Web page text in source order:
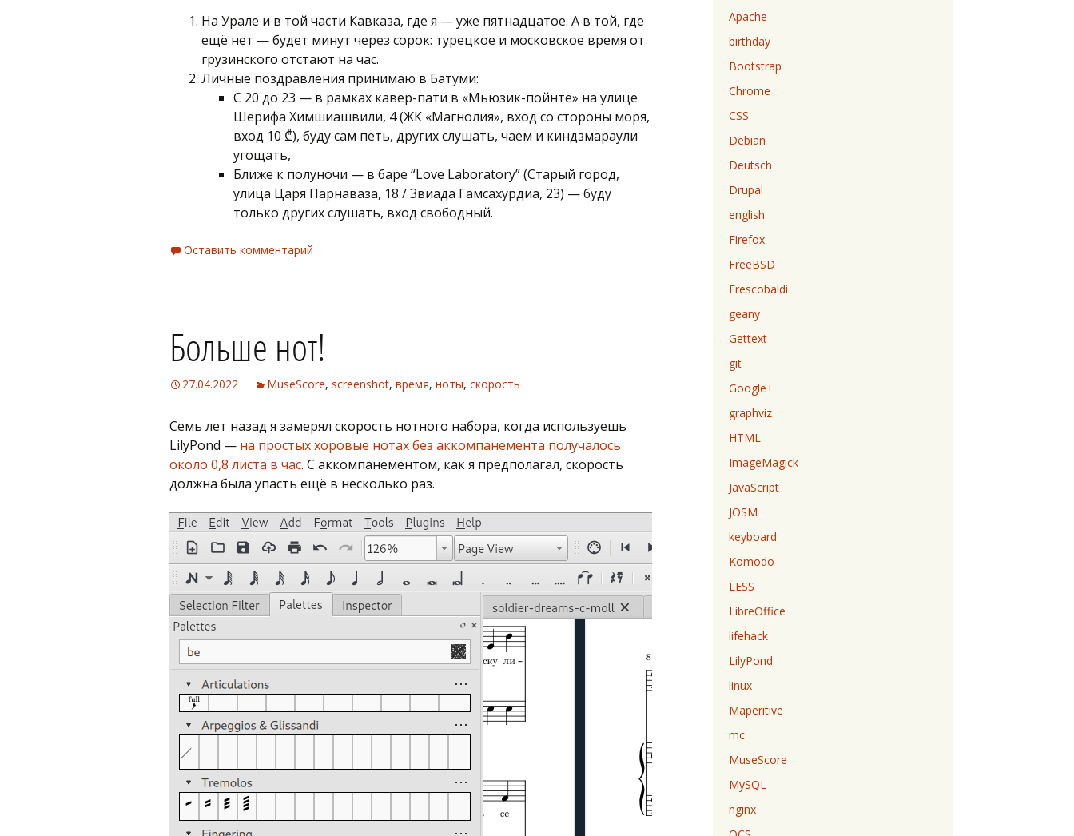
На Урале и в той части Кавказа, где я — уже пятнадцатое. А в той, где
ещё нет — будет минут через сорок: турецкое и московское время от
грузинского отстают на час.
Личные поздравления принимаю в Батуми:
С 20 до 23 — в рамках кавер-пати в «Мьюзик-пойнте» на улице
Шерифа Химшиашвили, 4 (ЖК «Магнолия», вход со стороны моря,
вход 10 ₾), буду сам петь, других слушать, чаем и киндзмараули
угощать,
Ближе к полуночи — в баре “Love Laboratory” (Старый город,
улица Царя Парнаваза, 18 / Звиада Гамсахурдиа, 23) — буду
только других слушать, вход свободный.
Оставить комментарий
Больше нот!
27.04.2022 MuseScore, screenshot, время, ноты, скорость
Семь лет назад я замерял скорость нотного набора, когда используешь
LilyPond — на простых хоровые нотах без аккомпанемента получалось
около 0,8 листа в час. С аккомпанементом, как я предполагал, скорость
должна была упасть ещё в несколько раз.
Apache
birthday
Bootstrap
Chrome
CSS
Debian
Deutsch
Drupal
english
Firefox
FreeBSD
Frescobaldi
geany
Gettext
git
Google+
graphviz
HTML
ImageMagick
JavaScript
JOSM
keyboard
Komodo
LESS
LibreOffice
lifehack
LilyPond
linux
Maperitive
mc
MuseScore
MySQL
nginx